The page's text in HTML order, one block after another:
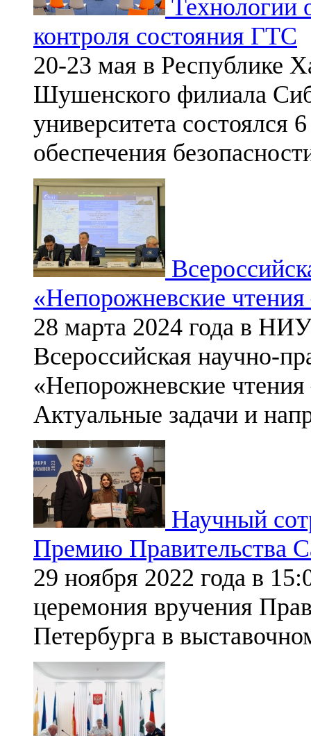
Технологии
контроля состояния ГТС
20-23 мая в Республике
Шушенского филиала
университета состоялся
обеспечения
«Непорожневские
28 марта 2024 года в
Всероссийская научно-
«Непорожневские
Актуальные задачи и
Научный
Премию Правительства
29 ноября 2022 года в
церемония вручения
Петербурга в